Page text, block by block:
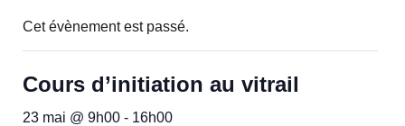
Cet évènement est passé.
Cours d’initiation au vitrail
23 mai @ 9h00 - 16h00